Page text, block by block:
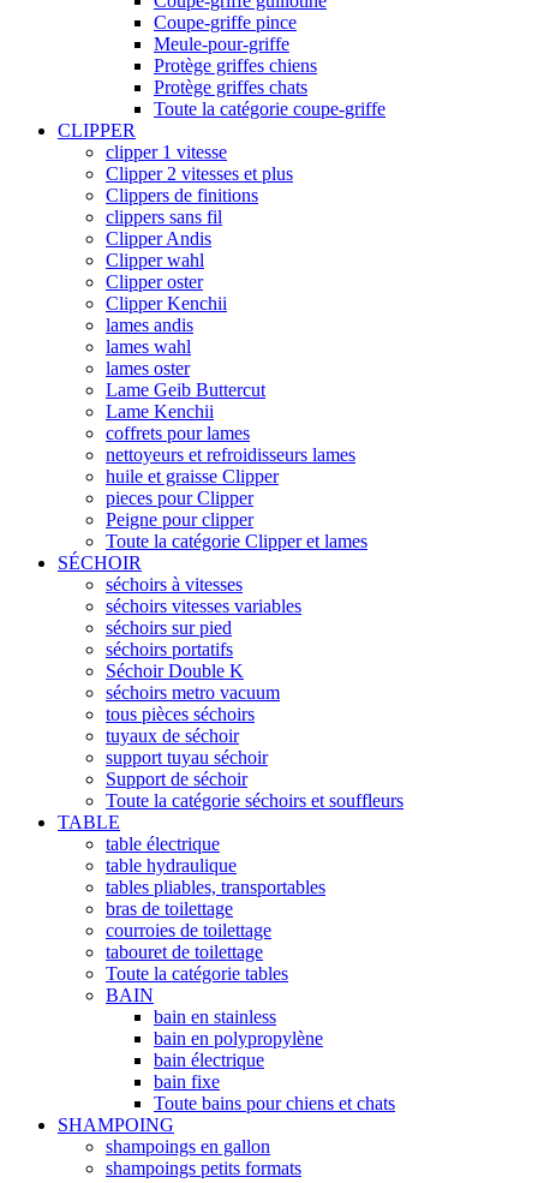
Coupe-griffe pince
Meule-pour-griffe
Protège griffes chiens
Protège griffes chats
Toute la catégorie coupe-griffe
CLIPPER
clipper 1 vitesse
Clipper 2 vitesses et plus
Clippers de finitions
clippers sans fil
Clipper Andis
Clipper wahl
Clipper oster
Clipper Kenchii
lames andis
lames wahl
lames oster
Lame Geib Buttercut
Lame Kenchii
coffrets pour lames
nettoyeurs et refroidisseurs lames
huile et graisse Clipper
pieces pour Clipper
Peigne pour clipper
Toute la catégorie Clipper et lames
SÉCHOIR
séchoirs à vitesses
séchoirs vitesses variables
séchoirs sur pied
séchoirs portatifs
Séchoir Double K
séchoirs metro vacuum
tous pièces séchoirs
tuyaux de séchoir
support tuyau séchoir
Support de séchoir
Toute la catégorie séchoirs et souffleurs
TABLE
table électrique
table hydraulique
tables pliables, transportables
bras de toilettage
courroies de toilettage
tabouret de toilettage
Toute la catégorie tables
BAIN
bain en stainless
bain en polypropylène
bain électrique
bain fixe
Toute bains pour chiens et chats
SHAMPOING
shampoings en gallon
shampoings petits formats